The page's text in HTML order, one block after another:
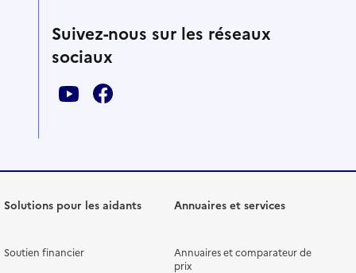
Suivez-nous sur les réseaux
sociaux
Solutions pour les aidants
Soutien financier
Annuaires et services
Annuaires et comparateur de
prix